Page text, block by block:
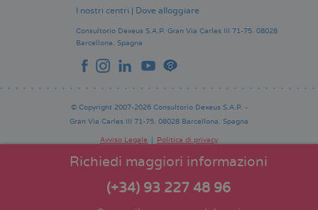
Richiedi maggiori informazioni
(+34) 93 227 48 96
I nostri centri | Dove alloggiare
Consultorio Dexeus S.A.P. Gran Via Carles III 71-75. 08028
Barcellona. Spagna
© Copyright 2007-2026 Consultorio Dexeus S.A.P. -
Gran Via Carles III 71-75. 08028 Barcellona. Spagna
de
Avviso Legale
Politica di privacy